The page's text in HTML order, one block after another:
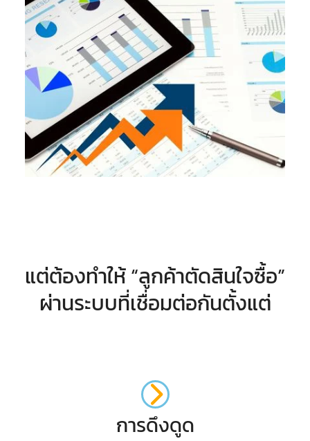
แต่ต้องทำให้ “ลูกค้าตัดสินใจซื้อ”
ผ่านระบบที่เชื่อมต่อกันตั้งแต่
การดึงดูด